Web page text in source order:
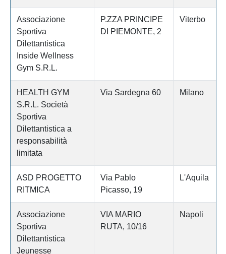
Associazione
Sportiva
Dilettantistica
Inside Wellness
Gym S.R.L.
P.ZZA PRINCIPE
DI PIEMONTE, 2
Viterbo
HEALTH GYM
S.R.L. Società
Sportiva
Dilettantistica a
responsabilità
limitata
Via Sardegna 60 Milano
ASD PROGETTO
RITMICA
Via Pablo
Picasso, 19
L'Aquila
Associazione
Sportiva
Dilettantistica
Jeunesse
VIA MARIO
RUTA, 10/16
Napoli